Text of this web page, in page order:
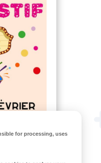
for processing, uses